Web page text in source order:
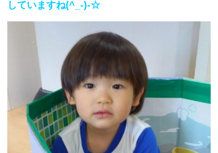
していますね(^_-)-☆